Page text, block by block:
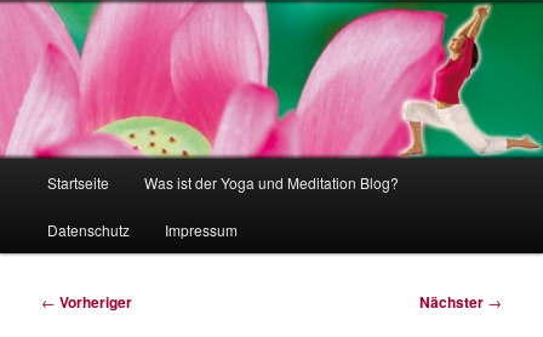
Startseite Was ist der Yoga und Meditation Blog?
Datenschutz Impressum
Beitragsnavigation
← Vorheriger Nächster →